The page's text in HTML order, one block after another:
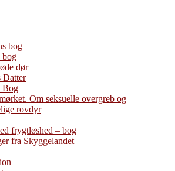
bog
bog
dør
Datter
Bog
Om seksuelle overgreb og
rovdyr
frygtløshed – bog
fra Skyggelandet